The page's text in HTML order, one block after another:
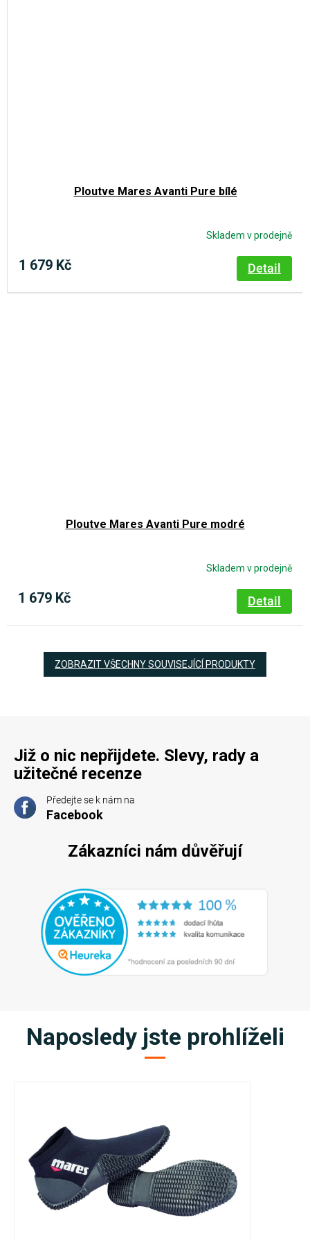
Ploutve Mares Avanti Pure bílé
Skladem v prodejně
1 679 Kč Detail
Ploutve Mares Avanti Pure modré
Skladem v prodejně
1 679 Kč Detail
ZOBRAZIT VŠECHNY SOUVISEJÍCÍ PRODUKTY
Již o nic nepřijdete. Slevy, rady a
užitečné recenze
Předejte se k nám na
Facebook
Zákazníci nám důvěřují
Naposledy jste prohlíželi